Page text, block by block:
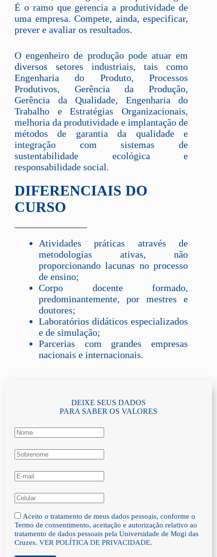
É o ramo que gerencia a produtividade de
uma empresa. Compete, ainda, especificar,
prever e avaliar os resultados.
O engenheiro de produção pode atuar em
diversos setores industriais, tais como
Engenharia do Produto, Processos
Produtivos, Gerência da Produção,
Gerência da Qualidade, Engenharia do
Trabalho e Estratégias Organizacionais,
melhoria da produtividade e implantação de
métodos de garantia da qualidade e
integração com sistemas de
sustentabilidade ecológica e
responsabilidade social.
DIFERENCIAIS DO
CURSO
Atividades práticas através de
metodologias ativas, não
proporcionando lacunas no processo
de ensino;
Corpo docente formado,
predominantemente, por mestres e
doutores;
Laboratórios didáticos especializados
e de simulação;
Parcerias com grandes empresas
nacionais e internacionais.
DEIXE SEUS DADOS
PARA SABER OS VALORES
Aceito o tratamento de meus dados pessoais, conforme o
Termo de consentimento, aceitação e autorização relativo ao
tratamento de dados pessoais pela Universidade de Mogi das
Cruzes. VER POLÍTICA DE PRIVACIDADE.